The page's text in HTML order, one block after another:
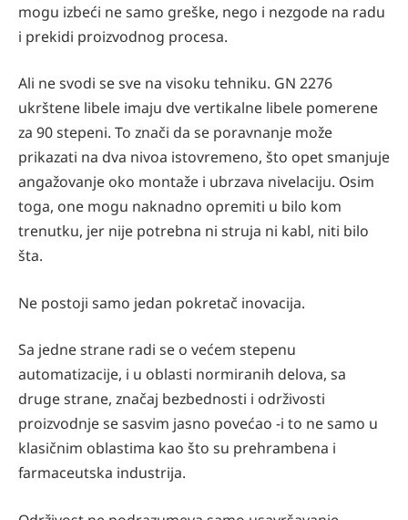
mogu izbeći ne samo greške, nego i nezgode na radu
i prekidi proizvodnog procesa.
Ali ne svodi se sve na visoku tehniku. GN 2276
ukrštene libele imaju dve vertikalne libele pomerene
za 90 stepeni. To znači da se poravnanje može
prikazati na dva nivoa istovremeno, što opet smanjuje
angažovanje oko montaže i ubrzava nivelaciju. Osim
toga, one mogu naknadno opremiti u bilo kom
trenutku, jer nije potrebna ni struja ni kabl, niti bilo
šta.
Ne postoji samo jedan pokretač inovacija.
Sa jedne strane radi se o većem stepenu
automatizacije, i u oblasti normiranih delova, sa
druge strane, značaj bezbednosti i održivosti
proizvodnje se sasvim jasno povećao -i to ne samo u
klasičnim oblastima kao što su prehrambena i
farmaceutska industrija.